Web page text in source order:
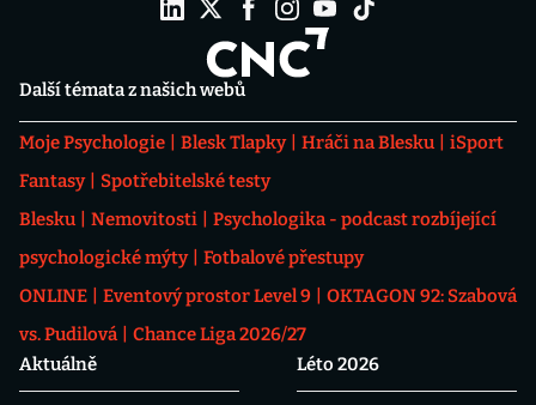
Další témata z našich webů
Moje Psychologie Blesk Tlapky Hráči na Blesku
iSport
Fantasy
Spotřebitelské testy
Blesku
Nemovitosti
Psychologika - podcast rozbíjející
psychologické mýty
Fotbalové přestupy
ONLINE
Eventový prostor Level 9
OKTAGON 92: Szabová
vs. Pudilová
Chance Liga 2026/27
Aktuálně
Léto 2026